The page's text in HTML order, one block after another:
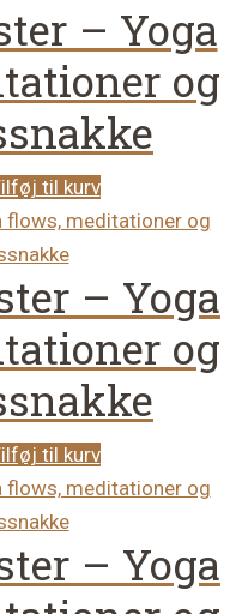
– Yoga
og
til kurv
– Yoga
og
til kurv
– Yoga